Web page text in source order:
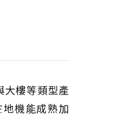
大樓等類型產
機能成熟加